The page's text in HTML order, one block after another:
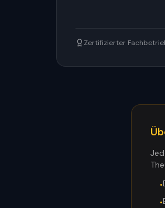
Zertifizierter
•
•